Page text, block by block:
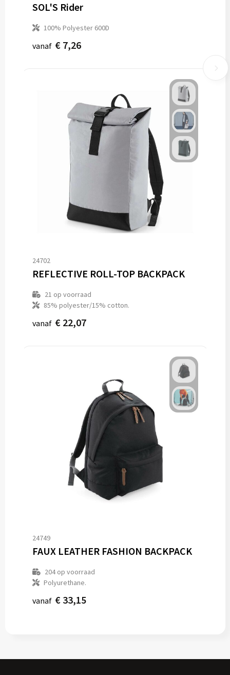
SOL'S Rider
100% Polyester 600D
vanaf € 7,26
24702
REFLECTIVE ROLL-TOP BACKPACK
21 op voorraad
85% polyester/15% cotton.
vanaf € 22,07
24749
FAUX LEATHER FASHION BACKPACK
204op voorraad
Polyurethane.
vanaf € 33,15